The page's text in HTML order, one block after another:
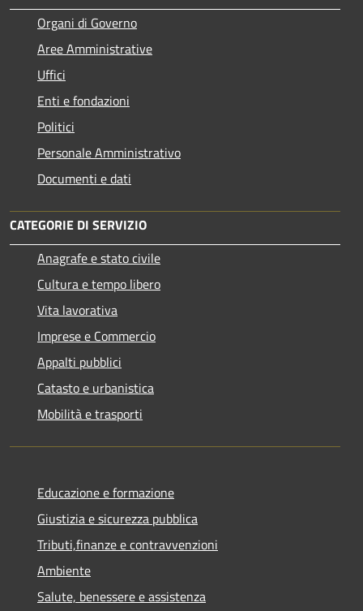
Organi di Governo
Aree Amministrative
Uffici
Enti e fondazioni
Politici
Personale Amministrativo
Documenti e dati
CATEGORIE DI SERVIZIO
Anagrafe e stato civile
Cultura e tempo libero
Vita lavorativa
Imprese e Commercio
Appalti pubblici
Catasto e urbanistica
Mobilità e trasporti
Educazione e formazione
Giustizia e sicurezza pubblica
Tributi,finanze e contravvenzioni
Ambiente
Salute, benessere e assistenza